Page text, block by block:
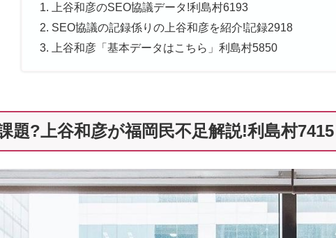
上谷和彦のSEO協議データ!利島村6193
SEO協議の記録係りの上谷和彦を紹介!記録2918
上谷和彦「基本データはこちら」利島村5850
題?上谷和彦が福岡民不足解説!利島村7415